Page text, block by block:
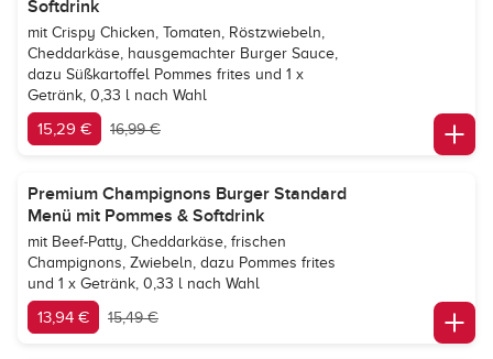
Softdrink
mit Crispy Chicken, Tomaten, Röstzwiebeln,
Cheddarkäse, hausgemachter Burger Sauce,
dazu Süßkartoffel Pommes frites und 1 x
Getränk, 0,33 l nach Wahl
15,29 € 16,99 €
Premium Champignons Burger Standard
Menü mit Pommes & Softdrink
mit Beef-Patty, Cheddarkäse, frischen
Champignons, Zwiebeln, dazu Pommes frites
und 1 x Getränk, 0,33 l nach Wahl
13,94 € 15,49 €